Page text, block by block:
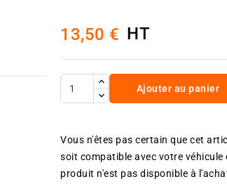
13,50 € HT
Ajouter au panier
Vous n'êtes pas certain que cet
soit compatible avec votre véhicule
produit n'est pas disponible à